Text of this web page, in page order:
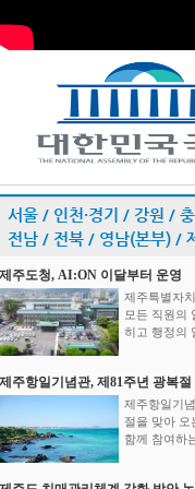
서울 / 인천·경기 / 강원 /
전남 / 전북 / 영남(본부) /
제주도청, AI:ON 이달부터 운영
제주특별자
모든 직원의
히고 행정의
제주항일기념관, 제81주년 광복절
제주항일기
절을 맞아 오
함께 참여하